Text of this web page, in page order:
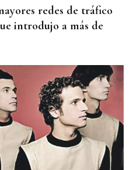
redes de tráfico
introdujo a más de